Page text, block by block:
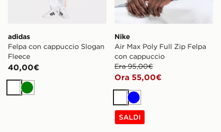
adidas
Felpa con cappuccio Slogan
Fleece
40,00€
BiancoVerde
Nike
Air Max Poly Full Zip Felpa
con cappuccio
Era 95,00€
Ora 55,00€
Bianco
Blu
SALDI